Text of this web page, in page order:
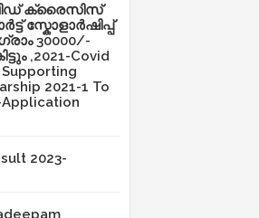
ക്രൈസിസ്
സ്കോളാർഷിപ്പ്
30000/-
,2021-Covid
Supporting
2021-1 To
2023-